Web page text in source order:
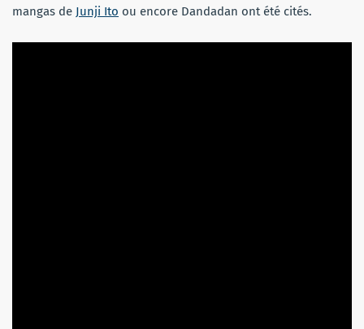
mangas de Junji Ito ou encore Dandadan ont été cités.